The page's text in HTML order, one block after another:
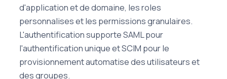
d'application et de domaine, les roles
personnalises et les permissions granulaires.
L'authentification supporte SAML pour
l'authentification unique et SCIM pour le
provisionnement automatise des utilisateurs et
des groupes.